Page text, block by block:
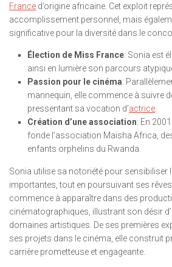
France d’origine africaine. Cet exploit
accomplissement personnel, mais
significative pour la diversité dans le
Élection de Miss France: Sonia est
ainsi en lumière son parcours
Passion pour le cinéma:
mannequin, elle commence à suivre
pressentant sa vocation d’actrice.
Création d’une association: En
fonde l’association Maïsha Africa,
enfants orphelins du Rwanda.
Sonia utilise sa notoriété pour sensibiliser
importantes, tout en poursuivant ses
commence à apparaître dans des
cinématographiques, illustrant son désir
domaines artistiques. De ses premières
ses projets dans le cinéma, elle construit
carrière prometteuse et engageante.